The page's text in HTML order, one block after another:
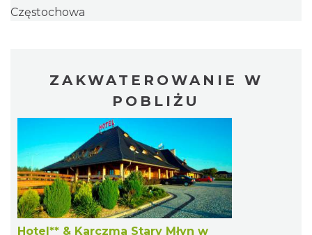
Częstochowa
ZAKWATEROWANIE W
POBLIŻU
Hotel** & Karczma Stary Młyn w